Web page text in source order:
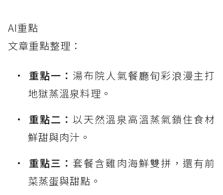
AI重點
文章重點整理：
重點一： 湯布院人氣餐廳旬彩浪漫主打
地獄蒸溫泉料理。
重點二：以天然溫泉高溫蒸氣鎖住食材
鮮甜與肉汁。
重點三： 套餐含雞肉海鮮雙拼，還有前
菜蒸蛋與甜點。